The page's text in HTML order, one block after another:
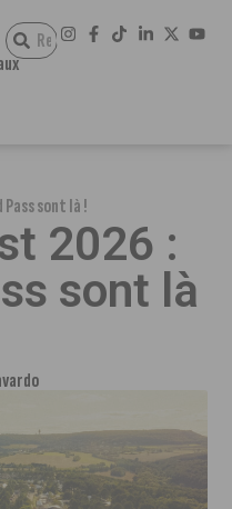
sont là !
2026 :
sont là